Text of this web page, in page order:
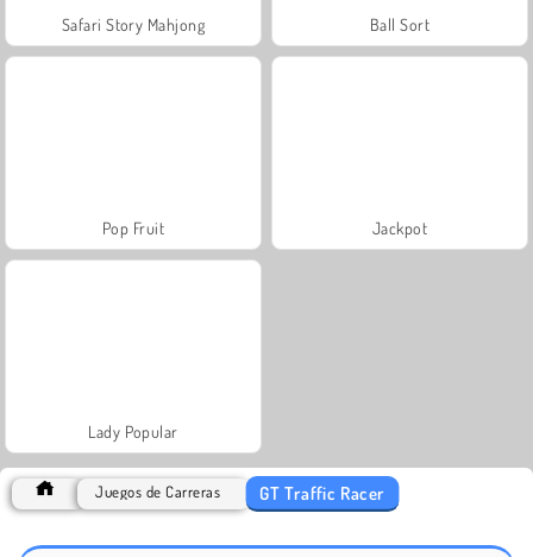
Safari Story Mahjong Ball Sort
Pop Fruit Jackpot
Lady Popular
Juegos de Carreras GT Traffic Racer